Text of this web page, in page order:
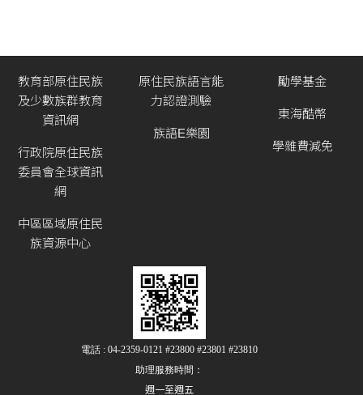
教育部原住民族
及少數族群教育
資訊網
行政院原住民族
委員會全球資訊
網
中區區域原住民
族資源中心
原住民族語言能
力認證測驗
族語E樂園
勵學基金
東海酷幣
學雜費減免
電話 : 04-2359-0121 #23800 #23801 #23810
助理服務時間：
週一至週五